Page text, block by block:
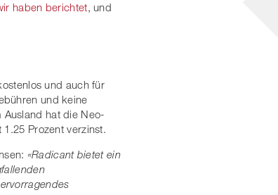
haben berichtet, und
und auch für
und keine
Ausland hat die Neo-
Prozent verzinst.
«Radicant bietet ein